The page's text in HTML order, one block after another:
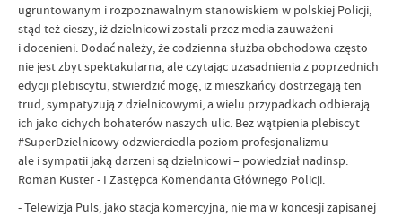
ugruntowanym i rozpoznawalnym stanowiskiem w polskiej Policji,
stąd też cieszy, iż dzielnicowi zostali przez media zauważeni
i docenieni. Dodać należy, że codzienna służba obchodowa często
nie jest zbyt spektakularna, ale czytając uzasadnienia z poprzednich
edycji plebiscytu, stwierdzić mogę, iż mieszkańcy dostrzegają ten
trud, sympatyzują z dzielnicowymi, a wielu przypadkach odbierają
ich jako cichych bohaterów naszych ulic. Bez wątpienia plebiscyt
#SuperDzielnicowy odzwierciedla poziom profesjonalizmu
ale i sympatii jaką darzeni są dzielnicowi – powiedział nadinsp.
Roman Kuster - I Zastępca Komendanta Głównego Policji.
- Telewizja Puls, jako stacja komercyjna, nie ma w koncesji zapisanej